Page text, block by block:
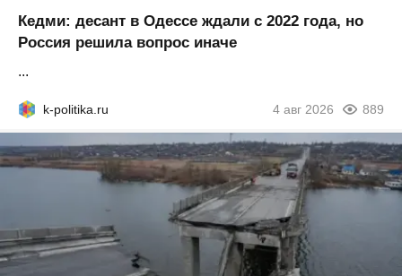
Кедми: десант в Одессе ждали с 2022 года, но
Россия решила вопрос иначе
...
k-politika.ru 4 авг 2026 889